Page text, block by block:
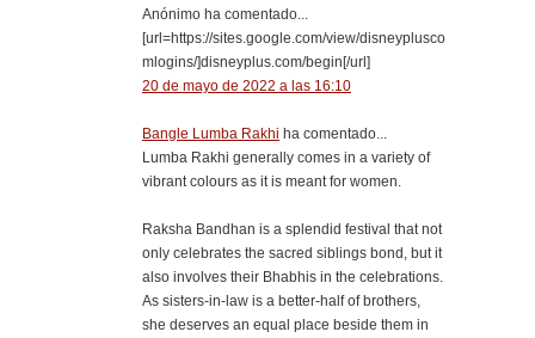
Anónimo ha comentado...
[url=https://sites.google.com/view/disneyplusco
mlogins/]disneyplus.com/begin[/url]
20 de mayo de 2022 a las 16:10
Bangle Lumba Rakhi ha comentado...
Lumba Rakhi generally comes in a variety of
vibrant colours as it is meant for women.
Raksha Bandhan is a splendid festival that not
only celebrates the sacred siblings bond, but it
also involves their Bhabhis in the celebrations.
As sisters-in-law is a better-half of brothers,
she deserves an equal place beside them in